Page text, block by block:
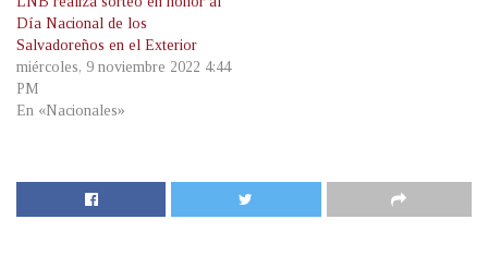
Día Nacional de los
Salvadoreños en el Exterior
miércoles, 9 noviembre 2022 4:44
PM
En «Nacionales»